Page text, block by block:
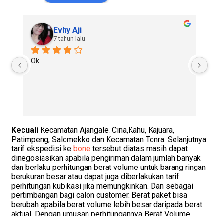
Evhy Aji
7 tahun lalu
Ok
Kecuali Kecamatan Ajangale, Cina,Kahu, Kajuara,
Patimpeng, Salomekko dan Kecamatan Tonra. Selanjutnya
tarif ekspedisi ke bone tersebut diatas masih dapat
dinegosiasikan apabila pengiriman dalam jumlah banyak
dan berlaku perhitungan berat volume untuk barang ringan
berukuran besar atau dapat juga diberlakukan tarif
perhitungan kubikasi jika memungkinkan. Dan sebagai
pertimbangan bagi calon customer. Berat paket bisa
berubah apabila berat volume lebih besar daripada berat
aktual. Dengan umusan perhitungannya Berat Volume